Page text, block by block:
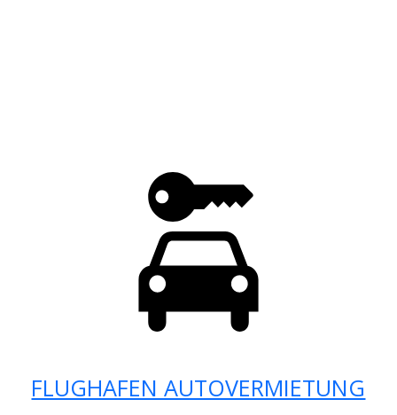
FLUGHAFEN AUTOVERMIETUNG